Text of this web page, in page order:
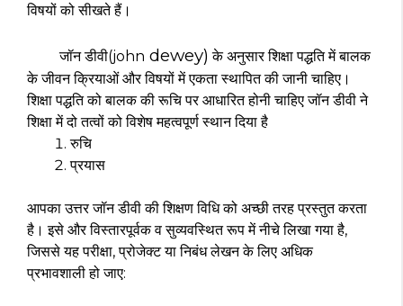
विषयों को सीखते हैं।
जॉन डीवी(john dewey) के अनुसार शिक्षा पद्धति में बालक
के जीवन क्रियाओं और विषयों में एकता स्थापित की जानी चाहिए।
शिक्षा पद्धति को बालक की रूचि पर आधारित होनी चाहिए जॉन डीवी ने
शिक्षा में दो तत्वों को विशेष महत्वपूर्ण स्थान दिया है
रुचि
प्रयास
आपका उत्तर जॉन डीवी की शिक्षण विधि को अच्छी तरह प्रस्तुत करता
है। इसे और विस्तारपूर्वक व सुव्यवस्थित रूप में नीचे लिखा गया है,
जिससे यह परीक्षा, प्रोजेक्ट या निबंध लेखन के लिए अधिक
प्रभावशाली हो जाए: